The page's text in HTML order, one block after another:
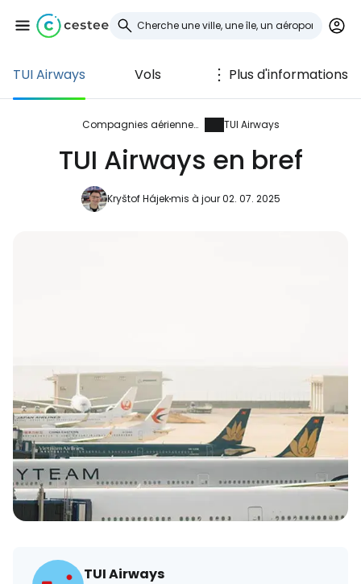
TUI Airways Vols Plus d'informations
Compagnies aériennes TUI Airways
TUI Airways en bref
Kryštof Hájekmis à jour 02. 07. 2025
TUI Airways
Se connecter à
Cestee
... la communauté mondiale des voyageurs
électronique